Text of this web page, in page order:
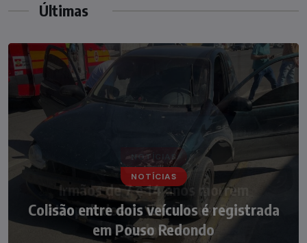
Últimas
NOTÍCIAS
Colisão entre dois veículos é registrada
em Pouso Redondo
NOTÍCIAS
Irmãos de 7 e 14 anos morrem
atropelados na BR-470 em Pouso
Redondo